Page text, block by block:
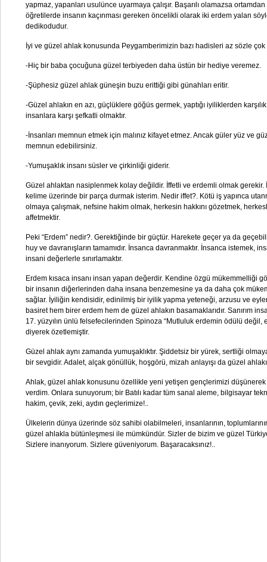
yapmaz, yapanları usulünce uyarmaya çalışır. Başarılı olamazsa
öğretilerde insanın kaçınması gereken öncelikli olarak iki erdem yalan
dedikodudur.
İyi ve güzel ahlak konusunda Peygamberimizin bazı hadisleri az sözle
-Hiç bir baba çocuğuna güzel terbiyeden daha üstün bir hediye veremez.
-Şüphesiz güzel ahlak güneşin buzu erittiği gibi günahları eritir.
-Güzel ahlakın en azı, güçlüklere göğüs germek, yaptığı iyiliklerden
insanlara karşı şefkatli olmaktır.
-İnsanları memnun etmek için malınız kifayet etmez. Ancak güler yüz ve
memnun edebilirsiniz.
-Yumuşaklık insanı süsler ve çirkinliği giderir.
Güzel ahlaktan nasiplenmek kolay değildir. İffetli ve erdemli olmak gerekir.
kelime üzerinde bir parça durmak isterim. Nedir iffet?. Kötü iş yapınca
olmaya çalışmak, nefsine hakim olmak, herkesin hakkını gözetmek,
affetmektir.
Peki “Erdem” nedir?. Gerektiğinde bir güçtür. Harekete geçer ya da
huy ve davranışların tamamıdır. İnsanca davranmaktır. İnsanca istemek,
insani değerlerle sınırlamaktır.
Erdem kısaca insanı insan yapan değerdir. Kendine özgü mükemmelliği
bir insanın diğerlerinden daha insana benzemesine ya da daha çok
sağlar. İyiliğin kendisidir, edinilmiş bir iyilik yapma yeteneği, arzusu ve
basiret hem birer erdem hem de güzel ahlakın basamaklarıdır. Sanırım
17. yüzyılın ünlü felsefecilerinden Spinoza “Mutluluk erdemin ödülü değil,
diyerek özetlemiştir.
Güzel ahlak aynı zamanda yumuşaklıktır. Şiddetsiz bir yürek, sertliği
bir sevgidir. Adalet, alçak gönüllük, hoşgörü, mizah anlayışı da güzel
Ahlak, güzel ahlak konusunu özellikle yeni yetişen gençlerimizi
verdim. Onlara sunuyorum; bir Batılı kadar tüm sanal aleme, bilgisayar
hakim, çevik, zeki, aydın geçlerimize!..
Ülkelerin dünya üzerinde söz sahibi olabilmeleri, insanlarının,
güzel ahlakla bütünleşmesi ile mümkündür. Sizler de bizim ve güzel
Sizlere inanıyorum. Sizlere güveniyorum. Başaracaksınız!..